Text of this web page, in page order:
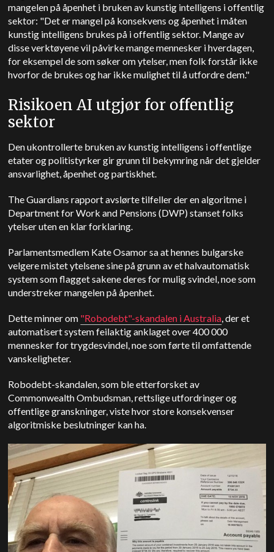
mangelen på åpenhet i bruken av kunstig intelligens i offentlig
sektor: "Det er mangel på konsekvens og åpenhet i måten
kunstig intelligens brukes på i offentlig sektor. Mange av
disse verktøyene vil påvirke mange mennesker i hverdagen,
for eksempel de som søker om ytelser, men folk forstår ikke
hvorfor de brukes og har ikke mulighet til å utfordre dem."
Risikoen AI utgjør for offentlig
sektor
Den ukontrollerte bruken av kunstig intelligens i offentlige
etater og politistyrker gir grunn til bekymring når det gjelder
ansvarlighet, åpenhet og partiskhet.
The Guardians rapport avslørte tilfeller der en algoritme i
Department for Work and Pensions (DWP) stanset folks
ytelser uten en klar forklaring.
Parlamentsmedlem Kate Osamor sa at hennes bulgarske
velgere mistet ytelsene sine på grunn av et halvautomatisk
system som flagget sakene deres for mulig svindel, noe som
understreker mangelen på åpenhet.
Dette minner om "Robodebt"-skandalen i Australia, der et
automatisert system feilaktig anklaget over 400 000
mennesker for trygdesvindel, noe som førte til omfattende
vanskeligheter.
Robodebt-skandalen, som ble etterforsket av
Commonwealth Ombudsman, rettslige utfordringer og
offentlige granskninger, viste hvor store konsekvenser
algoritmiske beslutninger kan ha.